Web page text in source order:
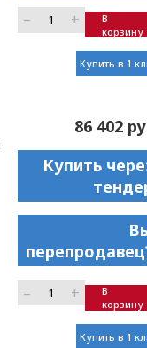
– +
В
корзину
Купить в 1
86 402
Купить
– +
В
корзину
Купить в 1